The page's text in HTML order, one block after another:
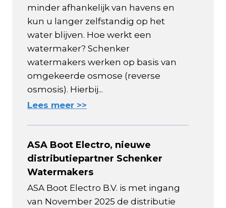
minder afhankelijk van havens en
kun u langer zelfstandig op het
water blijven. Hoe werkt een
watermaker? Schenker
watermakers werken op basis van
omgekeerde osmose (reverse
osmosis). Hierbij...
Lees meer >>
ASA Boot Electro, nieuwe
distributiepartner Schenker
Watermakers
ASA Boot Electro B.V. is met ingang
van November 2025 de distributie